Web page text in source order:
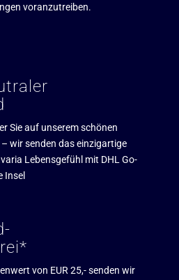
voranzutreiben.
Sie auf unserem schönen
wir senden das einzigartige
Lebensgefühl mit DHL Go-
Insel
von EUR 25,- senden wir